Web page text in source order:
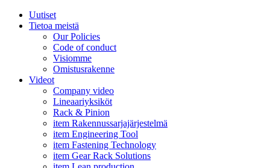
Uutiset
Tietoa meistä
Our Policies
Code of conduct
Visiomme
Omistusrakenne
Videot
Company video
Lineaariyksiköt
Rack & Pinion
item Rakennussarjajärjestelmä
item Engineering Tool
item Fastening Technology
item Gear Rack Solutions